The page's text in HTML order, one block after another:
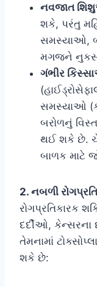
નવજાત
શકે, પરંતુ
સમસ્યાઓ,
મગજને
ગંભીર
સમસ્યાઓ
બરોળનું
થઈ શકે છે.
બાળક માટે
2. નબળી
રોગપ્રતિકારક
દર્દીઓ, કેન્સરના
તેમનામાં
શકે છે: